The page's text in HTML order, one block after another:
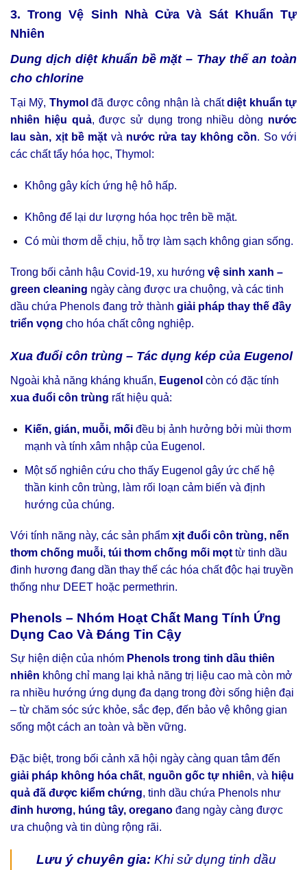
3. Trong Vệ Sinh Nhà Cửa Và Sát Khuẩn Tự
Nhiên
Dung dịch diệt khuẩn bề mặt – Thay thế an toàn
cho chlorine
Tại Mỹ, Thymol đã được công nhận là chấtdiệt khuẩn tự
nhiên hiệu quả, được sử dụng trong nhiều dòng nước
lau sàn, xịt bề mặt và nước rửa tay không cồn. So với
các chất tẩy hóa học, Thymol:
Không gây kích ứng hệ hô hấp.
Không để lại dư lượng hóa học trên bề mặt.
Có mùi thơm dễ chịu, hỗ trợ làm sạch không gian sống.
Trong bối cảnh hậu Covid-19, xu hướng vệ sinh xanh –
green cleaning ngày càng được ưa chuộng, và các tinh
dầu chứa Phenols đang trở thành giải pháp thay thế đầy
triển vọng cho hóa chất công nghiệp.
Xua đuổi côn trùng – Tác dụng kép của Eugenol
Ngoài khả năng kháng khuẩn, Eugenol còn có đặc tính
xua đuổi côn trùng rất hiệu quả:
Kiến, gián, muỗi, mốiđều bị ảnh hưởng bởi mùi thơm
mạnh và tính xâm nhập của Eugenol.
Một số nghiên cứu cho thấy Eugenol gây ức chế hệ
thần kinh côn trùng, làm rối loạn cảm biến và định
hướng của chúng.
Với tính năng này, các sản phẩm xịt đuổi côn trùng, nến
thơm chống muỗi, túi thơm chống mối mọt từ tinh dầu
đinh hương đang dần thay thế các hóa chất độc hại truyền
thống như DEET hoặc permethrin.
Phenols – Nhóm Hoạt Chất Mang Tính Ứng
Dụng Cao Và Đáng Tin Cậy
Sự hiện diện của nhóm Phenols trong tinh dầu thiên
nhiên không chỉ mang lại khả năng trị liệu cao mà còn mở
ra nhiều hướng ứng dụng đa dạng trong đời sống hiện đại
– từ chăm sóc sức khỏe, sắc đẹp, đến bảo vệ không gian
sống một cách an toàn và bền vững.
Đặc biệt, trong bối cảnh xã hội ngày càng quan tâm đến
giải pháp không hóa chất, nguồn gốc tự nhiên, và hiệu
quả đã được kiểm chứng, tinh dầu chứa Phenols như
đinh hương, húng tây, oregano đang ngày càng được
ưa chuộng và tin dùng rộng rãi.
Lưu ý chuyên gia: Khi sử dụng tinh dầu